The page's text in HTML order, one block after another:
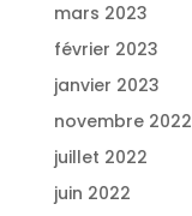
mars 2023
février 2023
janvier 2023
novembre 2022
juillet 2022
juin 2022